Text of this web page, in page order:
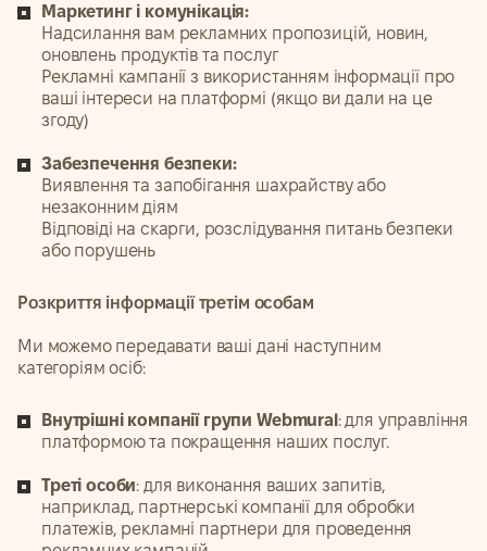
Маркетинг і комунікація:
Надсилання вам рекламних пропозицій, новин,
оновлень продуктів та послуг
Рекламні кампанії з використанням інформації про
ваші інтереси на платформі (якщо ви дали на це
згоду)
Забезпечення безпеки:
Виявлення та запобігання шахрайству або
незаконним діям
Відповіді на скарги, розслідування питань безпеки
або порушень
Розкриття інформації третім особам
Ми можемо передавати ваші дані наступним
категоріям осіб:
Внутрішні компанії групи Webmural: для управління
платформою та покращення наших послуг.
Треті особи: для виконання ваших запитів,
наприклад, партнерські компанії для обробки
платежів, рекламні партнери для проведення